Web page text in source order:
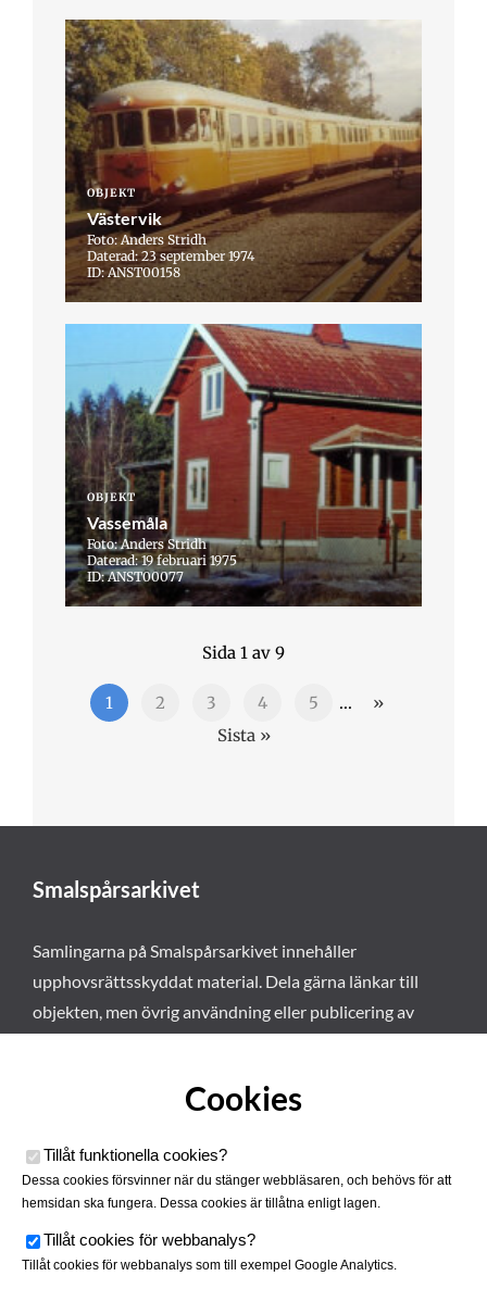
OBJEKT
Västervik
Foto: Anders Stridh
Daterad: 23 september 1974
ID: ANST00158
OBJEKT
Vassemåla
Foto: Anders Stridh
Daterad: 19 februari 1975
ID: ANST00077
Sida 1 av 9
1 2 3 4 5 ...
»
Sista »
Smalspårsarkivet
Samlingarna på Smalspårsarkivet innehåller
upphovsrättsskyddat material. Dela gärna länkar till
objekten, men övrig användning eller publicering av
Cookies
Tillåt funktionella cookies?
Dessa cookies försvinner när du stänger webbläsaren, och behövs för att
hemsidan ska fungera. Dessa cookies är tillåtna enligt lagen.
Tillåt cookies för webbanalys?
Tillåt cookies för webbanalys som till exempel Google Analytics.